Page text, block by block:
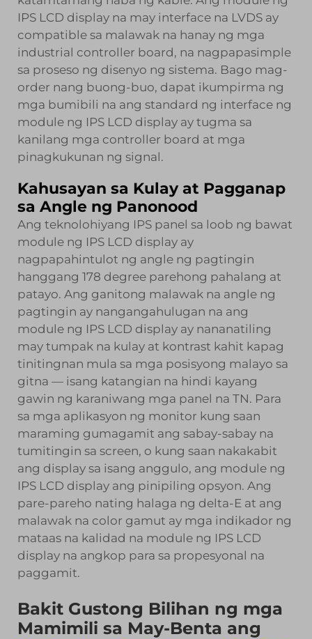
IPS LCD display na may interface na LVDS ay
compatible sa malawak na hanay ng mga
industrial controller board, na nagpapasimple
sa proseso ng disenyo ng sistema. Bago mag-
order nang buong-buo, dapat ikumpirma ng
mga bumibili na ang standard ng interface ng
module ng IPS LCD display ay tugma sa
kanilang mga controller board at mga
pinagkukunan ng signal.
Kahusayan sa Kulay at Pagganap
sa Angle ng Panonood
Ang teknolohiyang IPS panel sa loob ng bawat
module ng IPS LCD display ay
nagpapahintulot ng angle ng pagtingin
hanggang 178 degree parehong pahalang at
patayo. Ang ganitong malawak na angle ng
pagtingin ay nangangahulugan na ang
module ng IPS LCD display ay nananatiling
may tumpak na kulay at kontrast kahit kapag
tinitingnan mula sa mga posisyong malayo sa
gitna — isang katangian na hindi kayang
gawin ng karaniwang mga panel na TN. Para
sa mga aplikasyon ng monitor kung saan
maraming gumagamit ang sabay-sabay na
tumitingin sa screen, o kung saan nakakabit
ang display sa isang anggulo, ang module ng
IPS LCD display ang pinipiling opsyon. Ang
pare-pareho nating halaga ng delta-E at ang
malawak na color gamut ay mga indikador ng
mataas na kalidad na module ng IPS LCD
display na angkop para sa propesyonal na
paggamit.
Bakit Gustong Bilihan ng mga
Mamimili sa May-Benta ang